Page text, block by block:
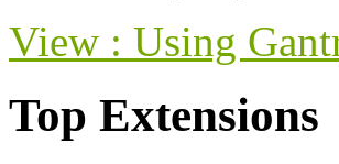
View : Using
Top Extensions